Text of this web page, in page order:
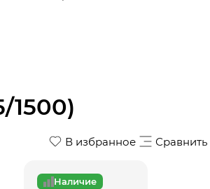
1500)
В избранное Сравнить
Наличие